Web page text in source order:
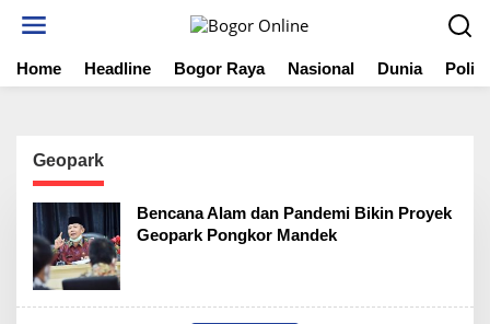
t
Home Headline Bogor Raya Nasional Dunia
Geopark
Bencana Alam dan Pandemi Bikin Proyek
Geopark Pongkor Mandek